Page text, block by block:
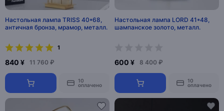
Настольная лампа TRISS 40*68,
античная бронза, мрамор, металл.
1
840 ¥ 11 760 ₽
10
оплачено
Настольная лампа LORD 41*48,
шампанское золото, металл.
600 ¥ 8 400 ₽
10
оплачено